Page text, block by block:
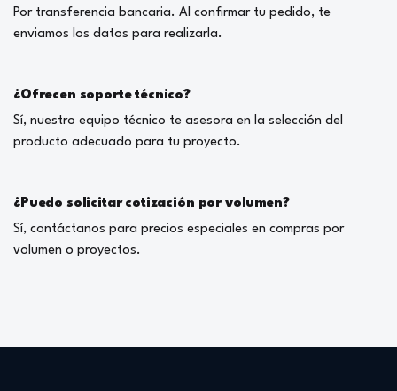
Por transferencia bancaria. Al confirmar tu pedido, te
enviamos los datos para realizarla.
¿Ofrecen soporte técnico?
Sí, nuestro equipo técnico te asesora en la selección del
producto adecuado para tu proyecto.
¿Puedo solicitar cotización por volumen?
Sí, contáctanos para precios especiales en compras por
volumen o proyectos.